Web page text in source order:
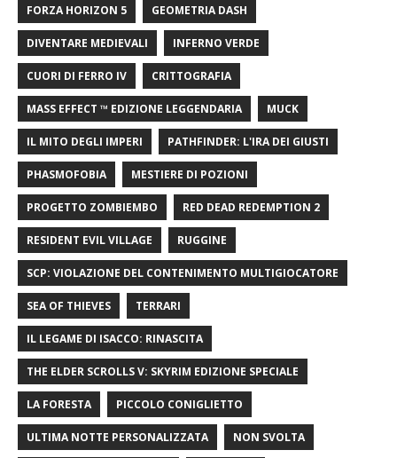
FORZA HORIZON 5 GEOMETRIA DASH
DIVENTARE MEDIEVALI INFERNO VERDE
CUORI DI FERRO IV CRITTOGRAFIA
MASS EFFECT ™ EDIZIONE LEGGENDARIA MUCK
IL MITO DEGLI IMPERI PATHFINDER: L'IRA DEI GIUSTI
PHASMOFOBIA MESTIERE DI POZIONI
PROGETTO ZOMBIEMBO RED DEAD REDEMPTION 2
RESIDENT EVIL VILLAGE RUGGINE
SCP: VIOLAZIONE DEL CONTENIMENTO MULTIGIOCATORE
SEA OF ​​THIEVES TERRARI
IL LEGAME DI ISACCO: RINASCITA
THE ELDER SCROLLS V: SKYRIM EDIZIONE SPECIALE
LA FORESTA PICCOLO CONIGLIETTO
ULTIMA NOTTE PERSONALIZZATA NON SVOLTA